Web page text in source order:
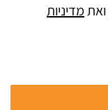
ואתמדיניות